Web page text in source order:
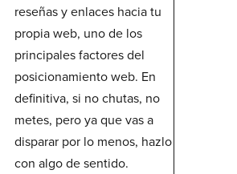
reseñas y enlaces hacia tu
propia web, uno de los
principales factores del
posicionamiento web. En
definitiva, si no chutas, no
metes, pero ya que vas a
disparar por lo menos, hazlo
con algo de sentido.